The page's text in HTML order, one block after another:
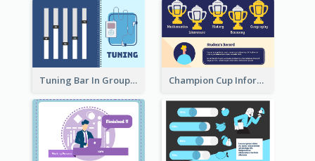
Tuning Bar In Groups Champion Cup Informative Record